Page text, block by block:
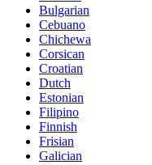
Bulgarian
Cebuano
Chichewa
Corsican
Croatian
Dutch
Estonian
Filipino
Finnish
Frisian
Galician